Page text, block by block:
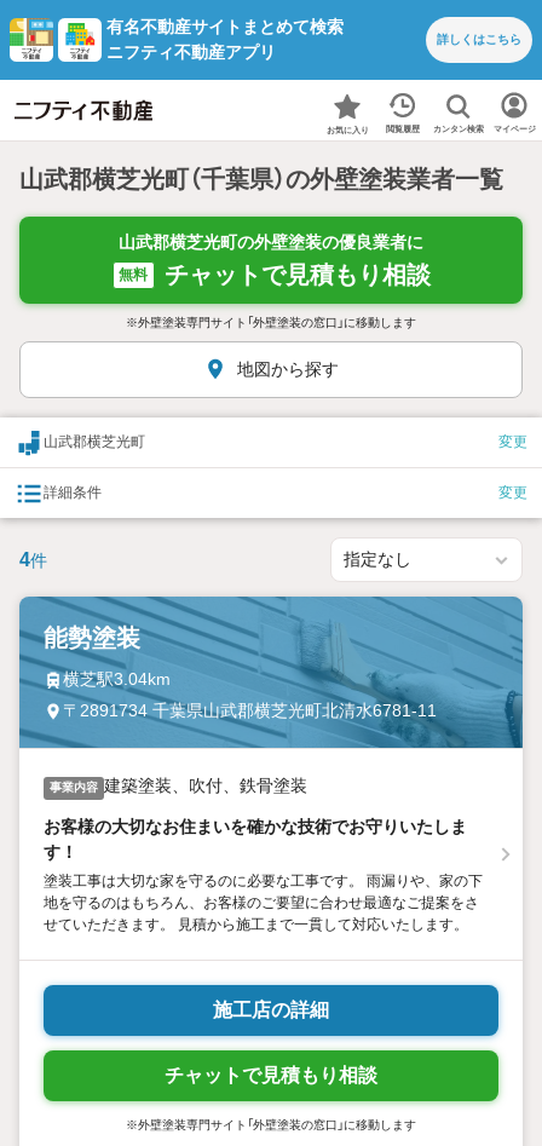
有名不動産サイトまとめて検索
ニフティ不動産アプリ
詳しくはこちら
お気に入り 閲覧履歴 カンタン検索 マイページ
山武郡横芝光町（千葉県）の外壁塗装業者一覧
山武郡横芝光町の外壁塗装の優良業者に
無料 チャットで見積もり相談
※外壁塗装専門サイト「外壁塗装の窓口」に移動します
地図から探す
山武郡横芝光町 変更
詳細条件 変更
4件
能勢塗装
横芝駅3.04km
〒2891734 千葉県山武郡横芝光町北清水6781-11
事業内容 建築塗装、吹付、鉄骨塗装
お客様の大切なお住まいを確かな技術でお守りいたしま
す！
塗装工事は大切な家を守るのに必要な工事です。 雨漏りや、家の下
地を守るのはもちろん、お客様のご要望に合わせ最適なご提案をさ
せていただきます。 見積から施工まで一貫して対応いたします。
施工店の詳細
チャットで見積もり相談
※外壁塗装専門サイト「外壁塗装の窓口」に移動します